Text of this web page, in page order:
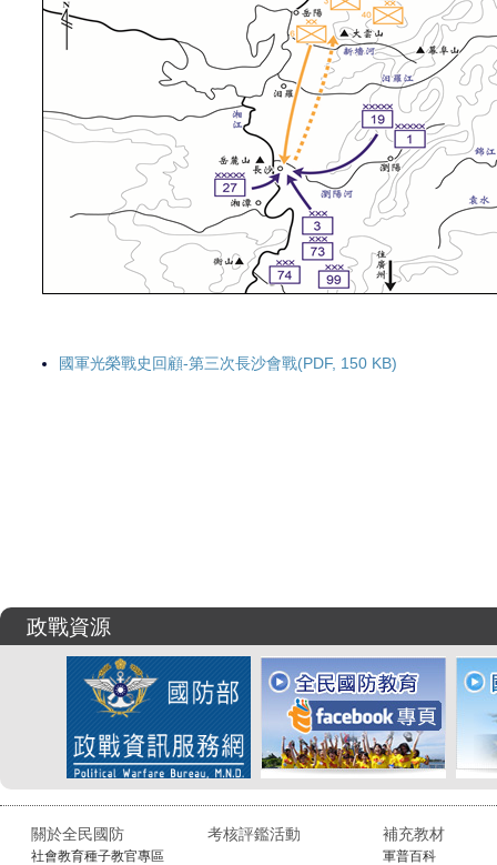
國軍光榮戰史回顧-第三次長沙會戰(PDF, 150 KB)
政戰資源
關於全民國防
社會教育種子教官專區
考核評鑑活動 補充教材
軍普百科